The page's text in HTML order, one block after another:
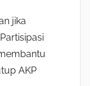
jika
AKP